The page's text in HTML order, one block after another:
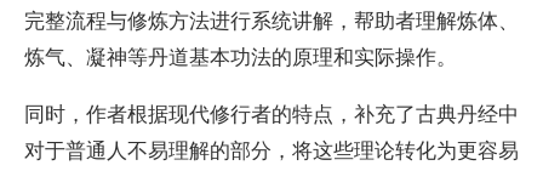
完整流程与修炼方法进行系统讲解，帮助者理解炼体、
炼气、凝神等丹道基本功法的原理和实际操作。
同时，作者根据现代修行者的特点，补充了古典丹经中
对于普通人不易理解的部分，将这些理论转化为更容易